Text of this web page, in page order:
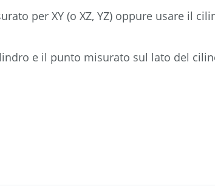
per XY (o XZ, YZ) oppure usare il
e il punto misurato sul lato del